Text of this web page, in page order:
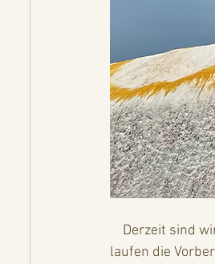
laufen die